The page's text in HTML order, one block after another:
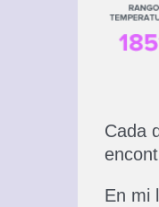
Cada
En mi